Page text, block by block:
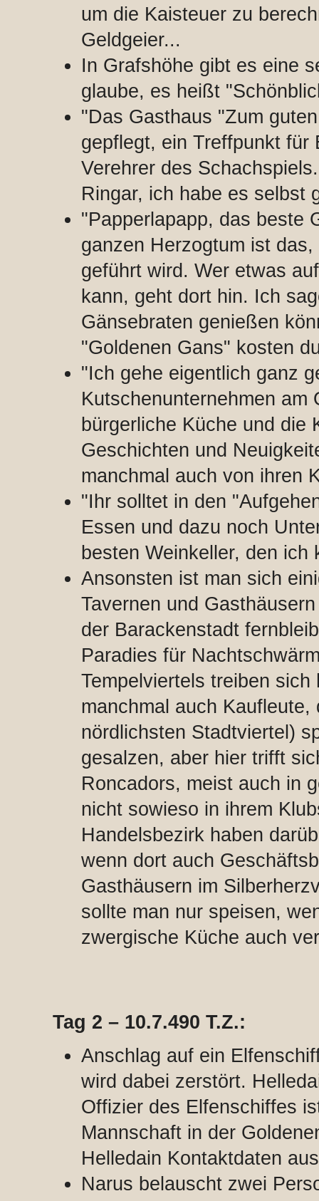
um die Kaisteuer zu
Geldgeier...
In Grafshöhe gibt es eine
glaube, es heißt
"Das Gasthaus "Zum
gepflegt, ein Treffpunkt
Verehrer des
Ringar, ich habe es selbst
"Papperlapapp, das beste
ganzen Herzogtum ist
geführt wird. Wer etwas
kann, geht dort hin. Ich
Gänsebraten genießen
"Goldenen Gans" kosten
"Ich gehe eigentlich ganz
Kutschenunternehmen
bürgerliche Küche und die
Geschichten und
manchmal auch von ihren
"Ihr solltet in den
Essen und dazu noch
besten Weinkeller, den ich
Ansonsten ist man sich
Tavernen und
der Barackenstadt
Paradies für
Tempelviertels treiben
manchmal auch
nördlichsten Stadtviertel)
gesalzen, aber hier trifft
Roncadors, meist auch in
nicht sowieso in ihrem
Handelsbezirk haben
wenn dort auch
Gasthäusern im
sollte man nur speisen,
zwergische Küche auch
Tag 2 – 10.7.490 T.Z.:
Anschlag auf ein
wird dabei zerstört.
Offizier des Elfenschiffes
Mannschaft in der
Helledain Kontaktdaten
Narus belauscht zwei